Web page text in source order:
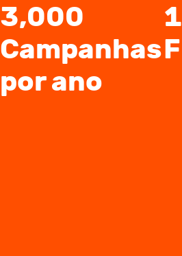
3,000
Campanhas
por ano